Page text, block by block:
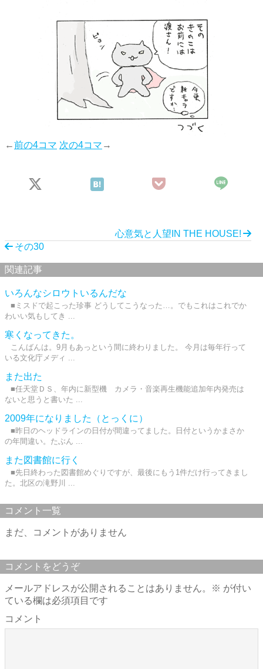
←前の4コマ 次の4コマ →
心意気と人望IN THE HOUSE!
その30
関連記事
いろんなシロウトいるんだな
■ミスドで起こった珍事 どうしてこうなった…。でもこれはこれでか
わいい気もしてき ...
寒くなってきた。
こんばんは。9月もあっという間に終わりました。 今月は毎年行って
いる文化庁メディ ...
また出た
■任天堂ＤＳ、年内に新型機 カメラ・音楽再生機能追加年内発売は
ないと思うと書いた ...
2009年になりました（とっくに）
■昨日のヘッドラインの日付が間違ってました。日付というかまさか
の年間違い。たぶん ...
また図書館に行く
■先日終わった図書館めぐりですが、最後にもう1件だけ行ってきまし
た。北区の滝野川 ...
コメント一覧
まだ、コメントがありません
コメントをどうぞ
メールアドレスが公開されることはありません。 ※ が付い
ている欄は必須項目です
コメント